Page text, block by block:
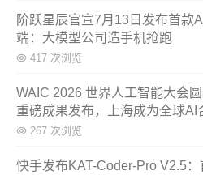
阶跃星辰官宣7月13日发布首款
端：大模型公司造手机抢跑
417 次浏览
WAIC 2026 世界人工智能大会
重磅成果发布，上海成为全球AI
267 次浏览
快手发布KAT-Coder-Pro V2.5